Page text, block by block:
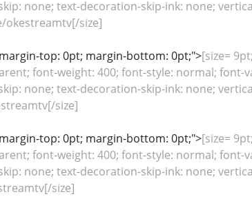
none; text-decoration-skip-ink: none;
size]
top: 0pt; margin-bottom: 0pt;">[size=
font-weight: 400; font-style: normal;
none; text-decoration-skip-ink: none;
size]
top: 0pt; margin-bottom: 0pt;">[size=
font-weight: 400; font-style: normal;
none; text-decoration-skip-ink: none;
size]